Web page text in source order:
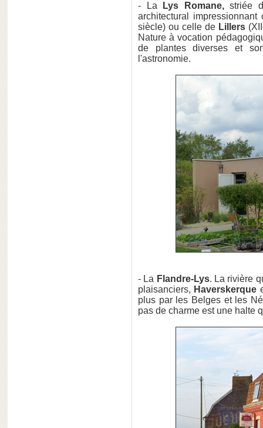
- La Lys Romane,striée
architectural
siècle) ou celle de Lillers
Nature à vocation
de plantes diverses et
l'astronomie.
- La Flandre-Lys. La rivière
plaisanciers, Haverskerque
plus par les Belges et les
pas de charme est une halte